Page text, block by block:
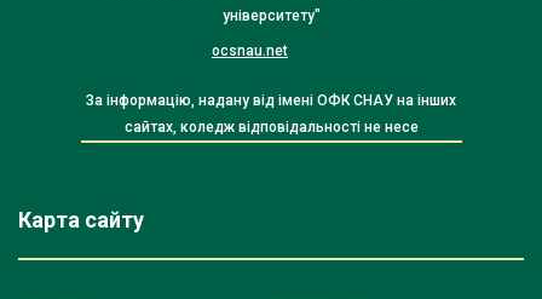
університету"
ocsnau.net
За інформацію, надану від імені ОФК СНАУ на інших
сайтах, коледж відповідальності не несе
Карта сайту